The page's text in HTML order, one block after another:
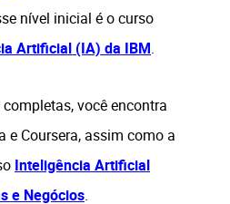
nível inicial é o curso
Artificial (IA) da IBM.
você encontra
Coursera, assim como a
Inteligência Artificial
e Negócios.